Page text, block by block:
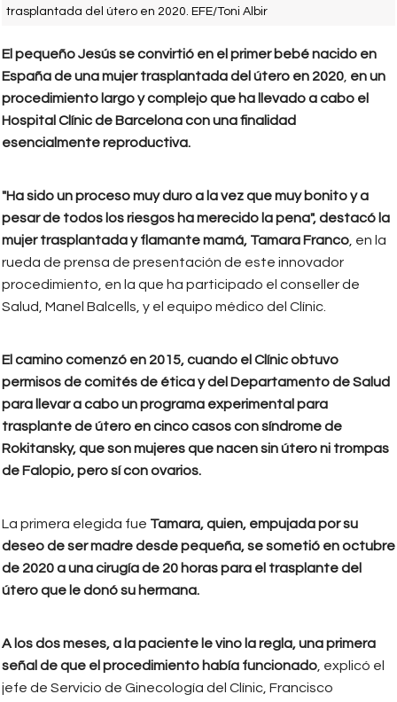
trasplantada del útero en 2020. EFE/Toni Albir
El pequeño Jesús se convirtió en el primer bebé nacido en
España de una mujer trasplantada del útero en 2020 en un
procedimiento largo y complejo que ha llevado a cabo el
Hospital Clínic de Barcelona con una finalidad
esencialmente reproductiva.
"Ha sido un proceso muy duro a la vez que muy bonito y a
pesar de todos los riesgos ha merecido la pena", destacó la
mujer trasplantada y flamante mamá, Tamara Franco , en la
rueda de prensa de presentación de este innovador
procedimiento, en la que ha participado el conseller de
Salud, Manel Balcells, y el equipo médico del Clínic.
El camino comenzó en 2015, cuando el Clínic obtuvo
permisos de comités de ética y del Departamento de Salud
para llevar a cabo un programa experimental para
trasplante de útero en cinco casos con síndrome de
Rokitansky, que son mujeres que nacen sin útero ni trompas
de Falopio, pero sí con ovarios.
La primera elegida fue Tamara, quien, empujada por su
deseo de ser madre desde pequeña, se sometió en octubre
de 2020 a una cirugía de 20 horas para el trasplante del
útero que le donó su hermana.
A los dos meses, a la paciente le vino la regla, una primera
señal de que el procedimiento había funcionado , explicó el
jefe de Servicio de Ginecología del Clínic, Francisco